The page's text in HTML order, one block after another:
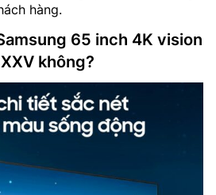
hàng.
65 inch 4K vision
không?